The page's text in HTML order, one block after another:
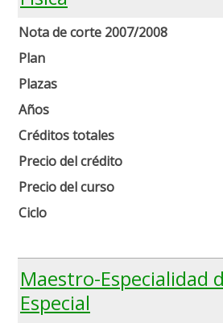
Nota de corte 2007/2008
Plan
Plazas
Años
Créditos totales
Precio del crédito
Precio del curso
Ciclo
Maestro-Especialidad
Especial